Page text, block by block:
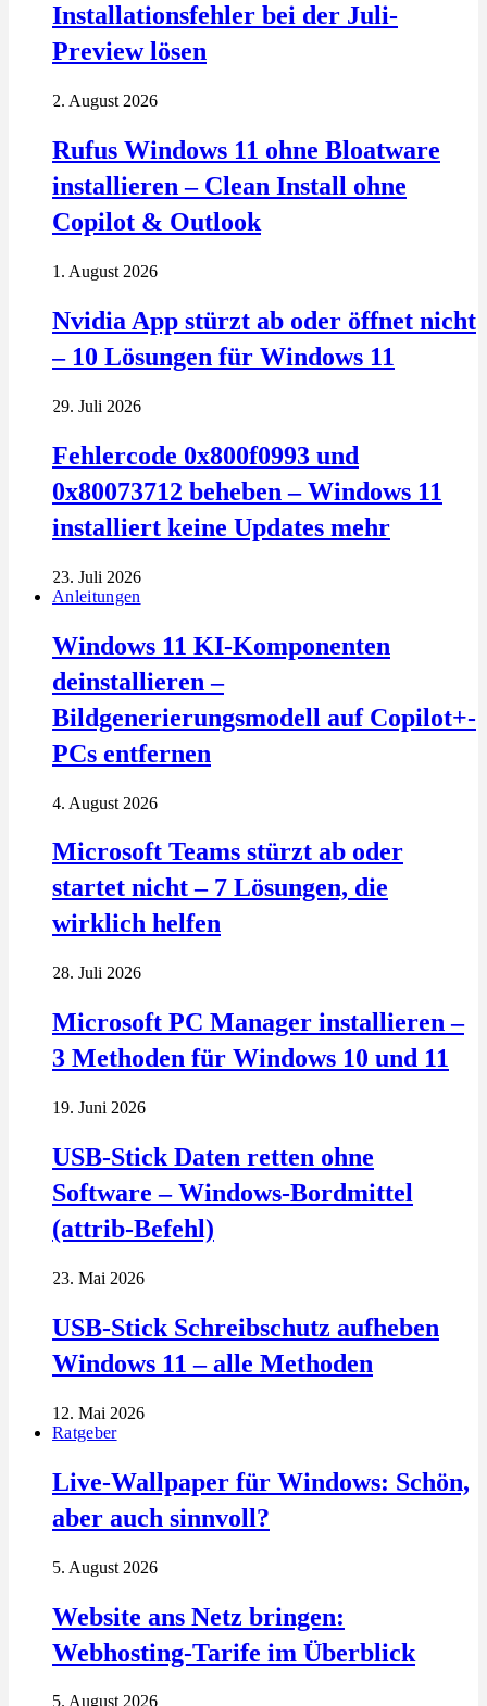
Installationsfehler bei der Juli-
Preview lösen
2. August 2026
Rufus Windows 11 ohne Bloatware
installieren – Clean Install ohne
Copilot & Outlook
1. August 2026
Nvidia App stürzt ab oder öffnet nicht
– 10 Lösungen für Windows 11
29. Juli 2026
Fehlercode 0x800f0993 und
0x80073712 beheben – Windows 11
installiert keine Updates mehr
23. Juli 2026
Anleitungen
Windows 11 KI-Komponenten
deinstallieren –
Bildgenerierungsmodell auf Copilot+-
PCs entfernen
4. August 2026
Microsoft Teams stürzt ab oder
startet nicht – 7 Lösungen, die
wirklich helfen
28. Juli 2026
Microsoft PC Manager installieren –
3 Methoden für Windows 10 und 11
19. Juni 2026
USB-Stick Daten retten ohne
Software – Windows-Bordmittel
(attrib-Befehl)
23. Mai 2026
USB-Stick Schreibschutz aufheben
Windows 11 – alle Methoden
12. Mai 2026
Ratgeber
Live-Wallpaper für Windows: Schön,
aber auch sinnvoll?
5. August 2026
Website ans Netz bringen:
Webhosting-Tarife im Überblick
5. August 2026